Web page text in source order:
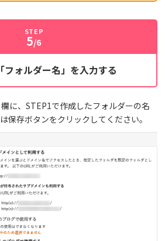
STEP
5/6
フォルダー名」を入力する
に、STEP1で作成したフォルダーの名
保存ボタンをクリックしてください。